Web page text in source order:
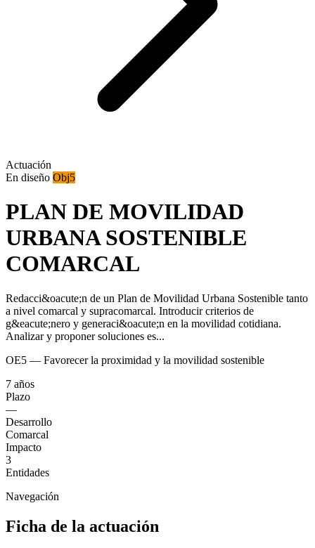
Actuación
En diseño Obj5
PLAN DE MOVILIDAD
URBANA SOSTENIBLE
COMARCAL
Redacci&oacute;n de un Plan de Movilidad Urbana Sostenible tanto
a nivel comarcal y supracomarcal. Introducir criterios de
g&eacute;nero y generaci&oacute;n en la movilidad cotidiana.
Analizar y proponer soluciones es...
OE5 — Favorecer la proximidad y la movilidad sostenible
7 años
Plazo
—
Desarrollo
Comarcal
Impacto
3
Entidades
Navegación
Ficha de la actuación